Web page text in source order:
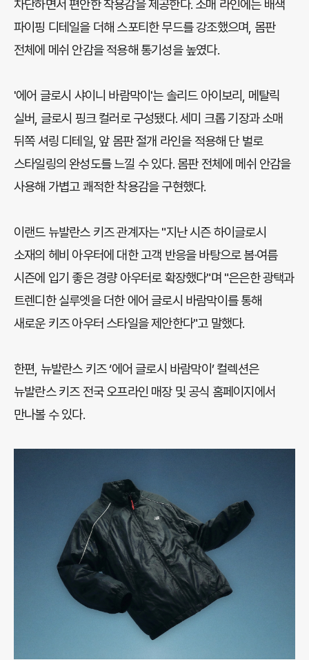
차단하면서 편안한 착용감을 제공한다. 소매 라인에는 배색
파이핑 디테일을 더해 스포티한 무드를 강조했으며, 몸판
전체에 메쉬 안감을 적용해 통기성을 높였다.
'에어 글로시 샤이니 바람막이'는 솔리드 아이보리, 메탈릭
실버, 글로시 핑크 컬러로 구성됐다. 세미 크롭 기장과 소매
뒤쪽 셔링 디테일, 앞 몸판 절개 라인을 적용해 단 벌로
스타일링의 완성도를 느낄 수 있다. 몸판 전체에 메쉬 안감을
사용해 가볍고 쾌적한 착용감을 구현했다.
이랜드 뉴발란스 키즈 관계자는 "지난 시즌 하이글로시
소재의 헤비 아우터에 대한 고객 반응을 바탕으로 봄·여름
시즌에 입기 좋은 경량 아우터로 확장했다"며 "은은한 광택과
트렌디한 실루엣을 더한 에어 글로시 바람막이를 통해
새로운 키즈 아우터 스타일을 제안한다"고 말했다.
한편, 뉴발란스 키즈 ‘에어 글로시 바람막이’ 컬렉션은
뉴발란스 키즈 전국 오프라인 매장 및 공식 홈페이지에서
만나볼 수 있다.